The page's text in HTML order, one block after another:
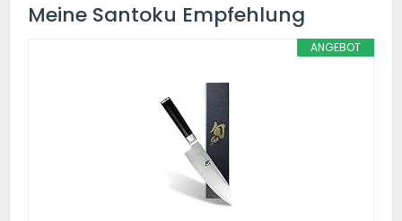
Meine Santoku Empfehlung
ANGEBOT